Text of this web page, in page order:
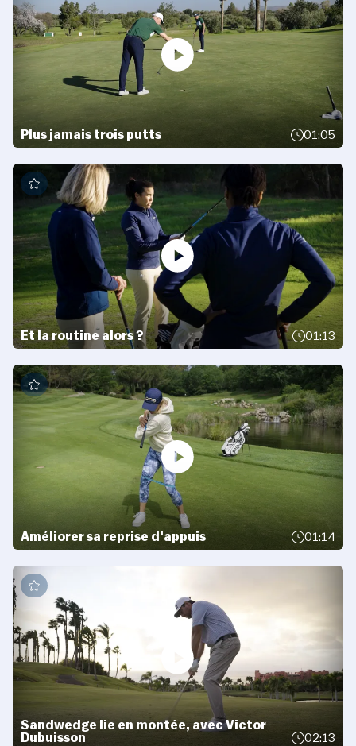
Plus jamais trois putts 01:05
Et la routine alors ? 01:13
Améliorer sa reprise d'appuis 01:14
Sandwedge lie en montée, avec Victor
Dubuisson
02:13